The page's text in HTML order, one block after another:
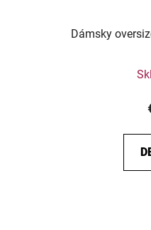
Dámsky